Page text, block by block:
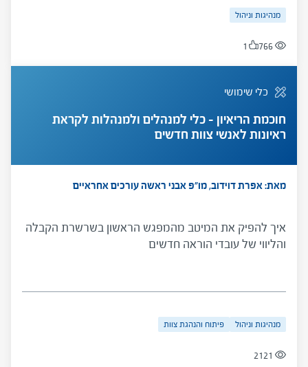
מנהיגות וניהול
766
1
כלי שימושי
חוכמת הריאיון – כלי למנהלים ולמנהלות לקראת
ראיונות לאנשי צוות חדשים
מאת: אפרת דוידוב, מו"פ אבני ראשהעורכים אחראיים
איך להפיק את המיטב מהמפגש הראשון בשרשרת הקבלה
והליווי של עובדי הוראה חדשים
מנהיגות וניהול פיתוח והנהגת צוות
2121